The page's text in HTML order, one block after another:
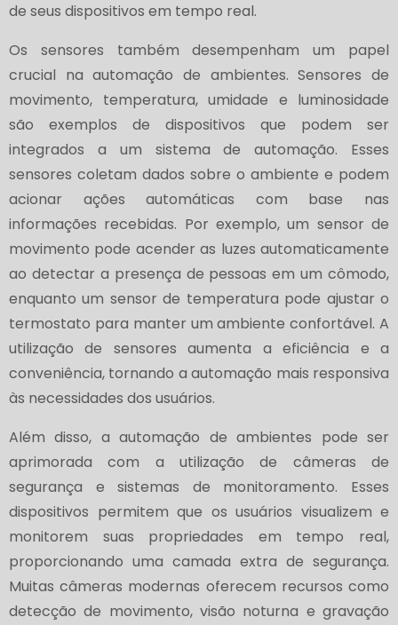
de seus dispositivos em tempo real.
Os sensores também desempenham um papel
crucial na automação de ambientes. Sensores de
movimento, temperatura, umidade e luminosidade
são exemplos de dispositivos que podem ser
integrados a um sistema de automação. Esses
sensores coletam dados sobre o ambiente e podem
acionar ações automáticas com base nas
informações recebidas. Por exemplo, um sensor de
movimento pode acender as luzes automaticamente
ao detectar a presença de pessoas em um cômodo,
enquanto um sensor de temperatura pode ajustar o
termostato para manter um ambiente confortável. A
utilização de sensores aumenta a eficiência e a
conveniência, tornando a automação mais responsiva
às necessidades dos usuários.
Além disso, a automação de ambientes pode ser
aprimorada com a utilização de câmeras de
segurança e sistemas de monitoramento. Esses
dispositivos permitem que os usuários visualizem e
monitorem suas propriedades em tempo real,
proporcionando uma camada extra de segurança.
Muitas câmeras modernas oferecem recursos como
detecção de movimento, visão noturna e gravação